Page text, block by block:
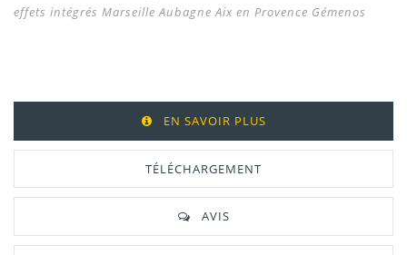
effets intégrés Marseille Aubagne Aix en Provence Gémenos
EN SAVOIR PLUS
TÉLÉCHARGEMENT
AVIS